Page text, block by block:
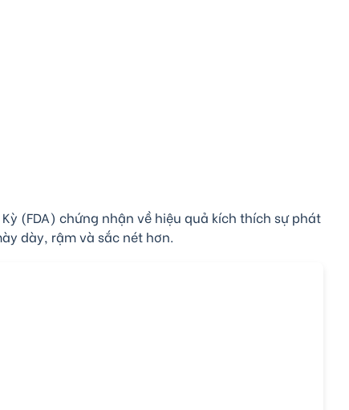
(FDA) chứng nhận về hiệu quả kích thích sự phát
dày, rậm và sắc nét hơn.